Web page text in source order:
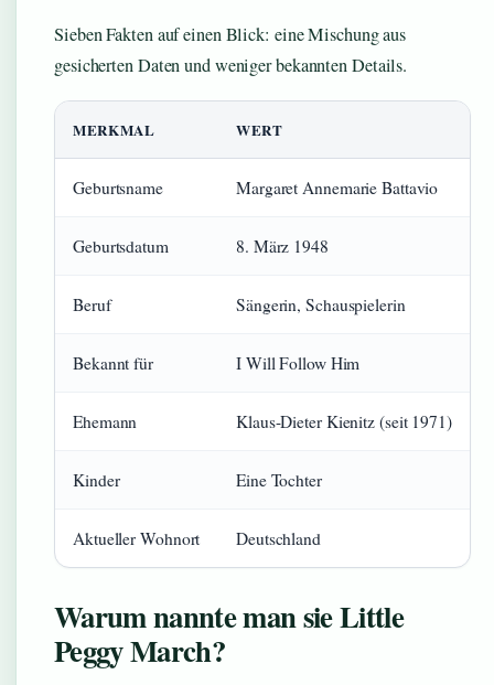
Sieben Fakten auf einen Blick: eine Mischung aus
gesicherten Daten und weniger bekannten Details.
MERKMAL WERT
Geburtsname Margaret Annemarie Battavio
Geburtsdatum 8. März 1948
Beruf Sängerin, Schauspielerin
Bekannt für I Will Follow Him
Ehemann Klaus-Dieter Kienitz (seit 1971)
Kinder Eine Tochter
Aktueller Wohnort Deutschland
Warum nannte man sie Little
Peggy March?